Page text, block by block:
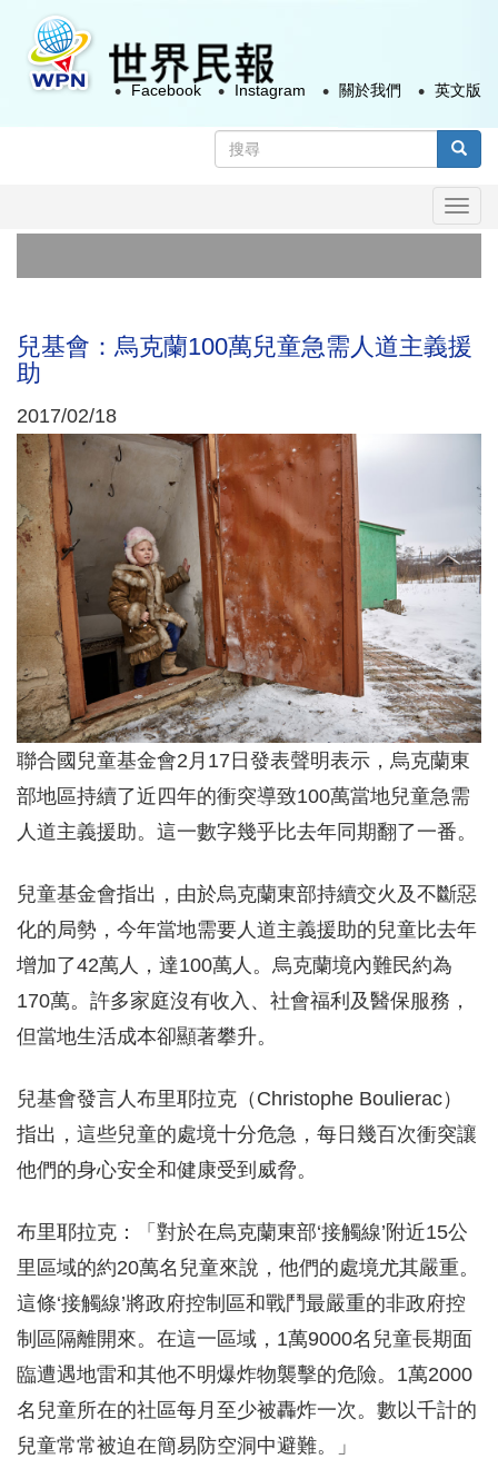
容
搜
尋
Facebook Instagram 關於我們 英文版
兒基會：烏克蘭100萬兒童急需人道主義援
助
2017/02/18
聯合國兒童基金會2月17日發表聲明表示，烏克蘭東
部地區持續了近四年的衝突導致100萬當地兒童急需
人道主義援助。這一數字幾乎比去年同期翻了一番。
兒童基金會指出，由於烏克蘭東部持續交火及不斷惡
化的局勢，今年當地需要人道主義援助的兒童比去年
增加了42萬人，達100萬人。烏克蘭境內難民約為
170萬。許多家庭沒有收入、社會福利及醫保服務，
但當地生活成本卻顯著攀升。
兒基會發言人布里耶拉克（Christophe Boulierac）
指出，這些兒童的處境十分危急，每日幾百次衝突讓
他們的身心安全和健康受到威脅。
布里耶拉克：「對於在烏克蘭東部‘接觸線’附近15公
里區域的約20萬名兒童來說，他們的處境尤其嚴重。
這條‘接觸線’將政府控制區和戰鬥最嚴重的非政府控
制區隔離開來。在這一區域，1萬9000名兒童長期面
臨遭遇地雷和其他不明爆炸物襲擊的危險。1萬2000
名兒童所在的社區每月至少被轟炸一次。數以千計的
兒童常常被迫在簡易防空洞中避難。」